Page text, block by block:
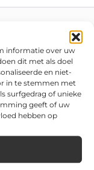
informatie over uw
dit met als doel
en niet-
in te stemmen met
surfgedrag of unieke
geeft of uw
hebben op